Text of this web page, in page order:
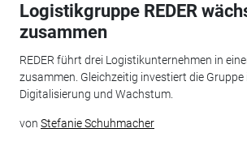
Logistikgruppe REDER
zusammen
REDER führt drei Logistikunternehmen in
zusammen. Gleichzeitig investiert die Gruppe
Digitalisierung und Wachstum.
von Stefanie Schuhmacher